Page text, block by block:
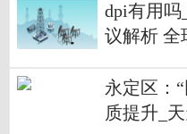
dpi有用吗
议解析 全
永定区：
质提升_